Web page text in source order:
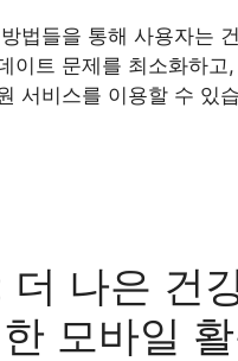
법들을 통해 사용자는
이트 문제를 최소화하고
서비스를 이용할 수 있
더 나은 건
모바일